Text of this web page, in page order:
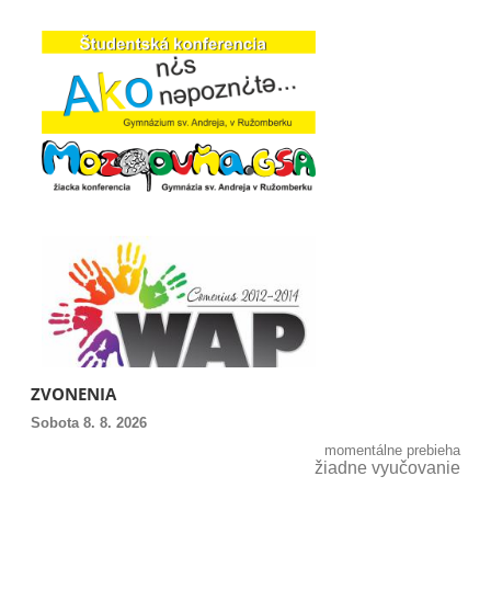
ZVONENIA
Sobota 8. 8. 2026
momentálne prebieha
žiadne vyučovanie